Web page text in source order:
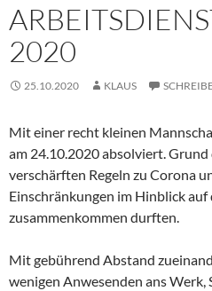
2020
25.10.2020 KLAUS
Mit einer recht kleinen
am 24.10.2020 absolviert.
verschärften Regeln zu Corona
Einschränkungen im Hinblick
zusammenkommen durften.
Mit gebührend Abstand
wenigen Anwesenden ans Werk,